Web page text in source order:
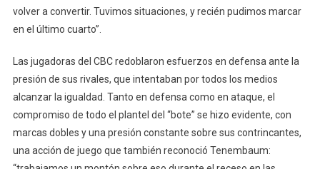
volver a convertir. Tuvimos situaciones, y recién pudimos marcar
en el último cuarto”.
Las jugadoras del CBC redoblaron esfuerzos en defensa ante la
presión de sus rivales, que intentaban por todos los medios
alcanzar la igualdad. Tanto en defensa como en ataque, el
compromiso de todo el plantel del “bote” se hizo evidente, con
marcas dobles y una presión constante sobre sus contrincantes,
una acción de juego que también reconoció Tenembaum: